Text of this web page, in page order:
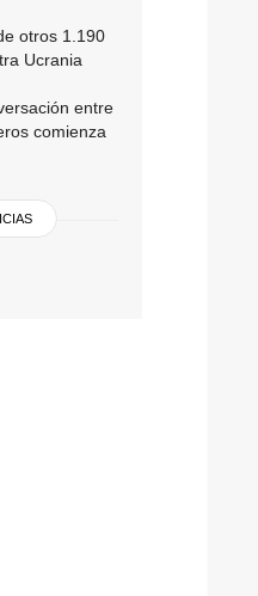
otros 1.190
Ucrania
entre
comienza